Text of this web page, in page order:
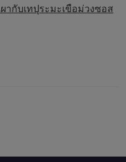
ากับเทปุระมะเขือม่วงซอส